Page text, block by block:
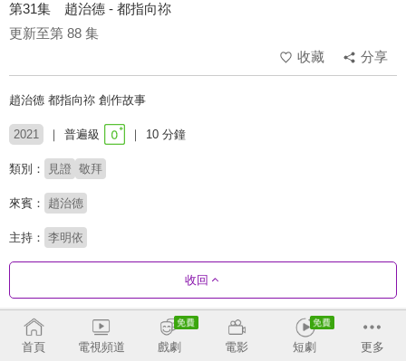
第31集 趙治德 - 都指向祢
更新至第 88 集
收藏
分享
趙治德 都指向祢 創作故事
2021 普遍級 10 分鐘
類別： 見證 敬拜
來賓： 趙治德
主持： 李明依
收回
劇集列表
首頁 電視頻道 戲劇 電影 短劇 更多